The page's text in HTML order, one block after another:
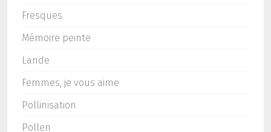
Fresques
Mémoire peinte
Lande
Femmes, je vous aime
Pollinisation
Pollen